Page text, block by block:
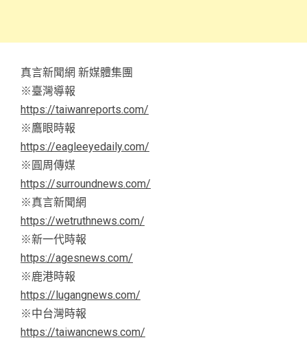
真言新聞網 新媒體集團
※臺灣導報
https://taiwanreports.com/
※鷹眼時報
https://eagleeyedaily.com/
※圓周傳媒
https://surroundnews.com/
※真言新聞網
https://wetruthnews.com/
※新一代時報
https://agesnews.com/
※鹿港時報
https://lugangnews.com/
※中台灣時報
https://taiwancnews.com/